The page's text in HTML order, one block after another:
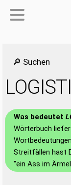
🔎 Suchen
Was bedeutet
Wörterbuch
Streitfällen hast
"ein Ass im